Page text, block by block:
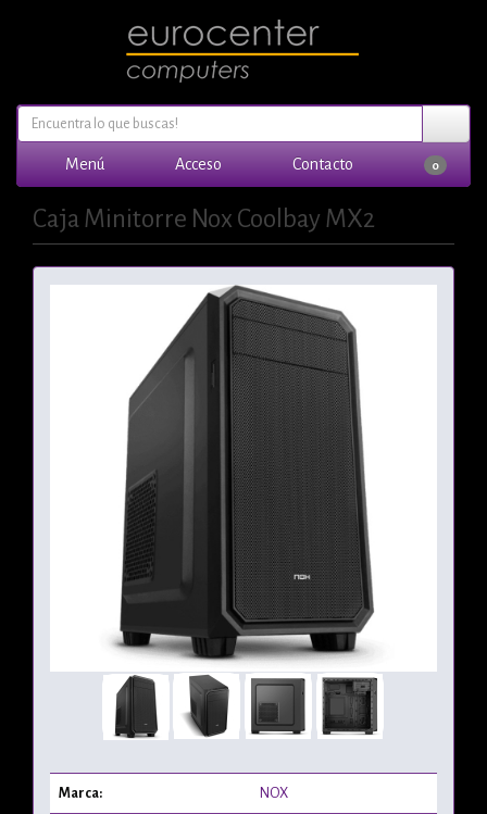
Menú Acceso Contacto 0
Caja Minitorre Nox Coolbay MX2
Marca: NOX